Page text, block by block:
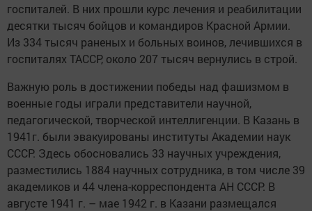
госпиталей. В них прошли курс лечения и реабилитации
десятки тысяч бойцов и командиров Красной Армии.
Из 334 тысяч раненых и больных воинов, лечившихся в
госпиталях ТАССР, около 207 тысяч вернулись в строй.
Важную роль в достижении победы над фашизмом в
военные годы играли представители научной,
педагогической, творческой интеллигенции. В Казань в
1941г. были эвакуированы институты Академии наук
СССР. Здесь обосновались 33 научных учреждения,
разместились 1884 научных сотрудника, в том числе 39
академиков и 44 члена-корреспондента АН СССР. В
августе 1941 г. – мае 1942 г. в Казани размещался